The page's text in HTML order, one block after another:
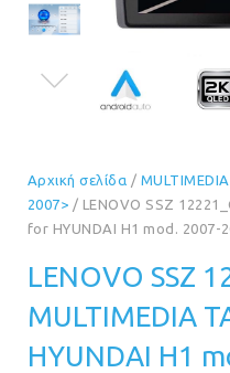
Αρχική σελίδα / MULTIMEDIA
2007> / LENOVO SSZ
for HYUNDAI H1 mod. 2007-
LENOVO SSZ
MULTIMEDIA
HYUNDAI H1